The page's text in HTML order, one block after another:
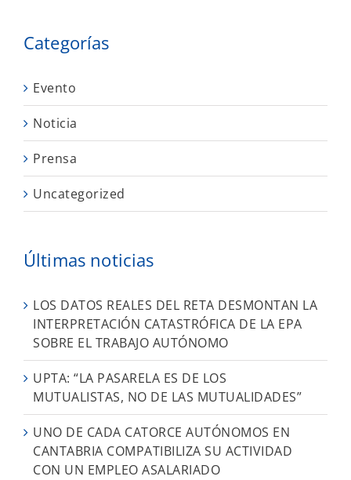
Categorías
Evento
Noticia
Prensa
Uncategorized
Últimas noticias
LOS DATOS REALES DEL RETA DESMONTAN LA
INTERPRETACIÓN CATASTRÓFICA DE LA EPA
SOBRE EL TRABAJO AUTÓNOMO
UPTA: “LA PASARELA ES DE LOS
MUTUALISTAS, NO DE LAS MUTUALIDADES”
UNO DE CADA CATORCE AUTÓNOMOS EN
CANTABRIA COMPATIBILIZA SU ACTIVIDAD
CON UN EMPLEO ASALARIADO